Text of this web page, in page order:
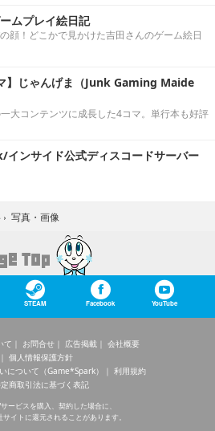
ムプレイ絵日記
顔！どこかで見かけた吉田さんのゲーム絵日
】じゃんげま（Junk Gaming Maide
大コンテンツに成長した4コマ。単行本も好評
ンサイド公式ディスコードサーバー
› 写真・画像
STEAM Facebook YouTube
て お問合せ 広告掲載
会社概要
個人情報保護方針
について（Game*Spark）
利用規約
商取引法に基づく表記
ービスを購入、契約した場合に、
イトに還元されることがあります。